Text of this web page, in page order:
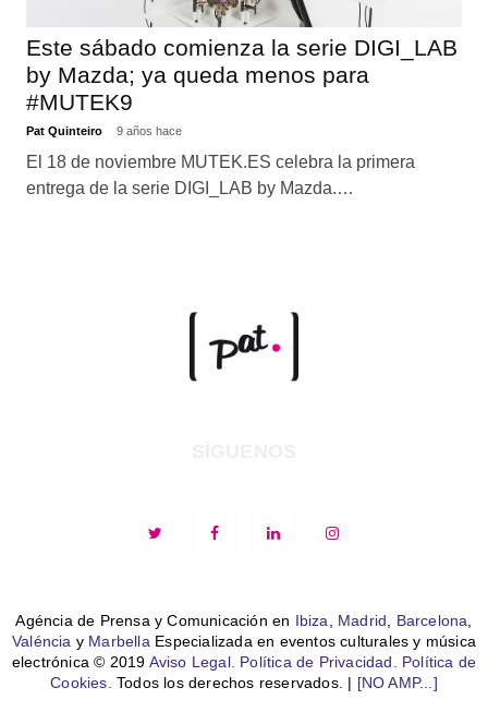
Este sábado comienza la serie DIGI_LAB
by Mazda; ya queda menos para
#MUTEK9
Pat Quinteiro 9 años hace
El 18 de noviembre MUTEK.ES celebra la primera
entrega de la serie DIGI_LAB by Mazda.…
Agéncia de Prensa y Comunicación en Ibiza Madrid Barcelona
Valéncia y Marbella Especializada en eventos culturales y música
electrónica © 2019 Aviso Legal. Política de Privacidad.
Política de
Cookies. Todos los derechos reservados. | [NO AMP...]